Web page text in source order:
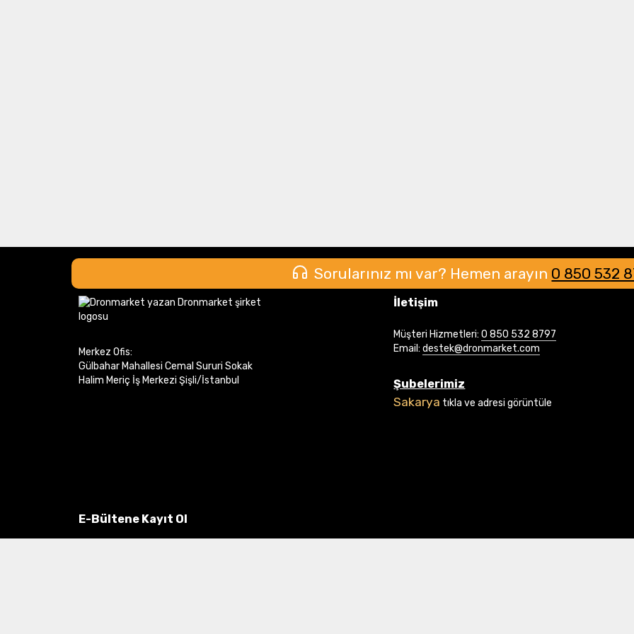
Sorularınız mı var? Hemen arayın 0 850 532
Merkez Ofis:
Gülbahar Mahallesi Cemal Sururi Sokak
Halim Meriç İş Merkezi Şişli/İstanbul
İletişim
Müşteri Hizmetleri:0 850 532 8797
Email:destek@dronmarket.com
Şubelerimiz
Sakarya tıkla ve adresi görüntüle
E-Bültene Kayıt Ol